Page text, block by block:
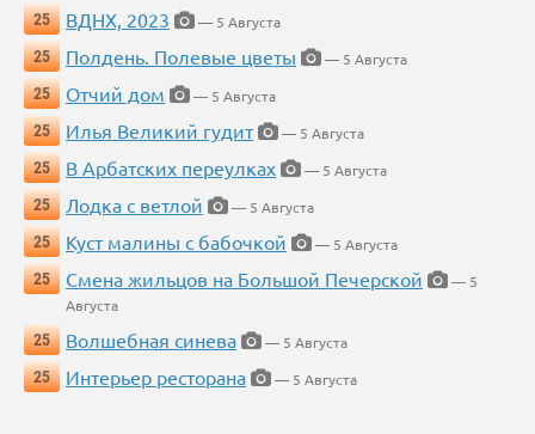
25 ВДНХ, 2023
— 5 Августа
25
Полдень. Полевые цветы
— 5 Августа
25
Отчий дом
— 5 Августа
25
Илья Великий гудит
— 5 Августа
25
В Арбатских переулках
— 5 Августа
25
Лодка с ветлой
— 5 Августа
25
Куст малины с бабочкой
— 5 Августа
25
Смена жильцов на Большой Печерской
— 5
Августа
25
Волшебная синева
— 5 Августа
25
Интерьер ресторана — 5 Августа